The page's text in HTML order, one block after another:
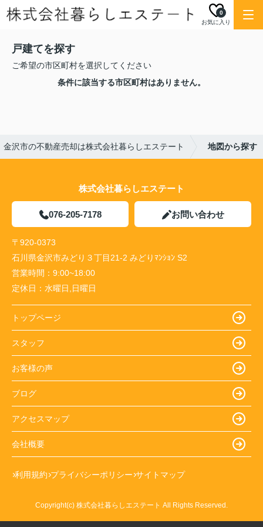
お気に入り
0
戸建てを探す
ご希望の市区町村を選択してください
条件に該当する市区町村はありません。
金沢市の不動産売却は株式会社暮らしエステート 地図から探す
株式会社暮らしエステート
076-205-7178 お問い合わせ
〒920-0373
石川県金沢市みどり３丁目21-2 みどりﾏﾝｼｮﾝ S2
営業時間： 9:00~18:00
定休日： 水曜日,日曜日
トップページ
スタッフ
お客様の声
ブログ
アクセスマップ
会社概要
利用規約 プライバシーポリシー サイトマップ
Copyright(c) 株式会社暮らしエステート All Rights Reserved.